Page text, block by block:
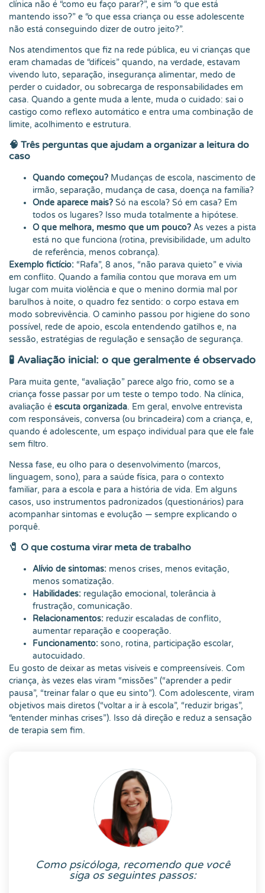
clínica não é “como eu faço parar?”, e sim “o que está
mantendo isso?” e “o que essa criança ou esse adolescente
não está conseguindo dizer de outro jeito?”.
Nos atendimentos que fiz na rede pública, eu vi crianças que
eram chamadas de “difíceis” quando, na verdade, estavam
vivendo luto, separação, insegurança alimentar, medo de
perder o cuidador, ou sobrecarga de responsabilidades em
casa. Quando a gente muda a lente, muda o cuidado: sai o
castigo como reflexo automático e entra uma combinação de
limite, acolhimento e estrutura.
🧠 Três perguntas que ajudam a organizar a leitura do
caso
Quando começou? Mudanças de escola, nascimento de
irmão, separação, mudança de casa, doença na família?
Onde aparece mais? Só na escola? Só em casa? Em
todos os lugares? Isso muda totalmente a hipótese.
O que melhora, mesmo que um pouco? Às vezes a pista
está no que funciona (rotina, previsibilidade, um adulto
de referência, menos cobrança).
Exemplo fictício: “Rafa”, 8 anos, “não parava quieto” e vivia
em conflito. Quando a família contou que morava em um
lugar com muita violência e que o menino dormia mal por
barulhos à noite, o quadro fez sentido: o corpo estava em
modo sobrevivência. O caminho passou por higiene do sono
possível, rede de apoio, escola entendendo gatilhos e, na
sessão, estratégias de regulação e sensação de segurança.
🧪 Avaliação inicial: o que geralmente é observado
Para muita gente, “avaliação” parece algo frio, como se a
criança fosse passar por um teste o tempo todo. Na clínica,
avaliação é escuta organizada. Em geral, envolve entrevista
com responsáveis, conversa (ou brincadeira) com a criança, e,
quando é adolescente, um espaço individual para que ele fale
sem filtro.
Nessa fase, eu olho para o desenvolvimento (marcos,
linguagem, sono), para a saúde física, para o contexto
familiar, para a escola e para a história de vida. Em alguns
casos, uso instrumentos padronizados (questionários) para
acompanhar sintomas e evolução — sempre explicando o
porquê.
🧷 O que costuma virar meta de trabalho
Alívio de sintomas: menos crises, menos evitação,
menos somatização.
Habilidades: regulação emocional, tolerância à
frustração, comunicação.
Relacionamentos: reduzir escaladas de conflito,
aumentar reparação e cooperação.
Funcionamento: sono, rotina, participação escolar,
autocuidado.
Eu gosto de deixar as metas visíveis e compreensíveis. Com
criança, às vezes elas viram “missões” (“aprender a pedir
pausa”, “treinar falar o que eu sinto”). Com adolescente, viram
objetivos mais diretos (“voltar a ir à escola”, “reduzir brigas”,
“entender minhas crises”). Isso dá direção e reduz a sensação
de terapia sem fim.
Como psicóloga, recomendo que você
siga os seguintes passos: